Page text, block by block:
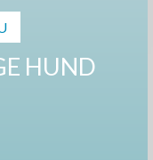
HUND